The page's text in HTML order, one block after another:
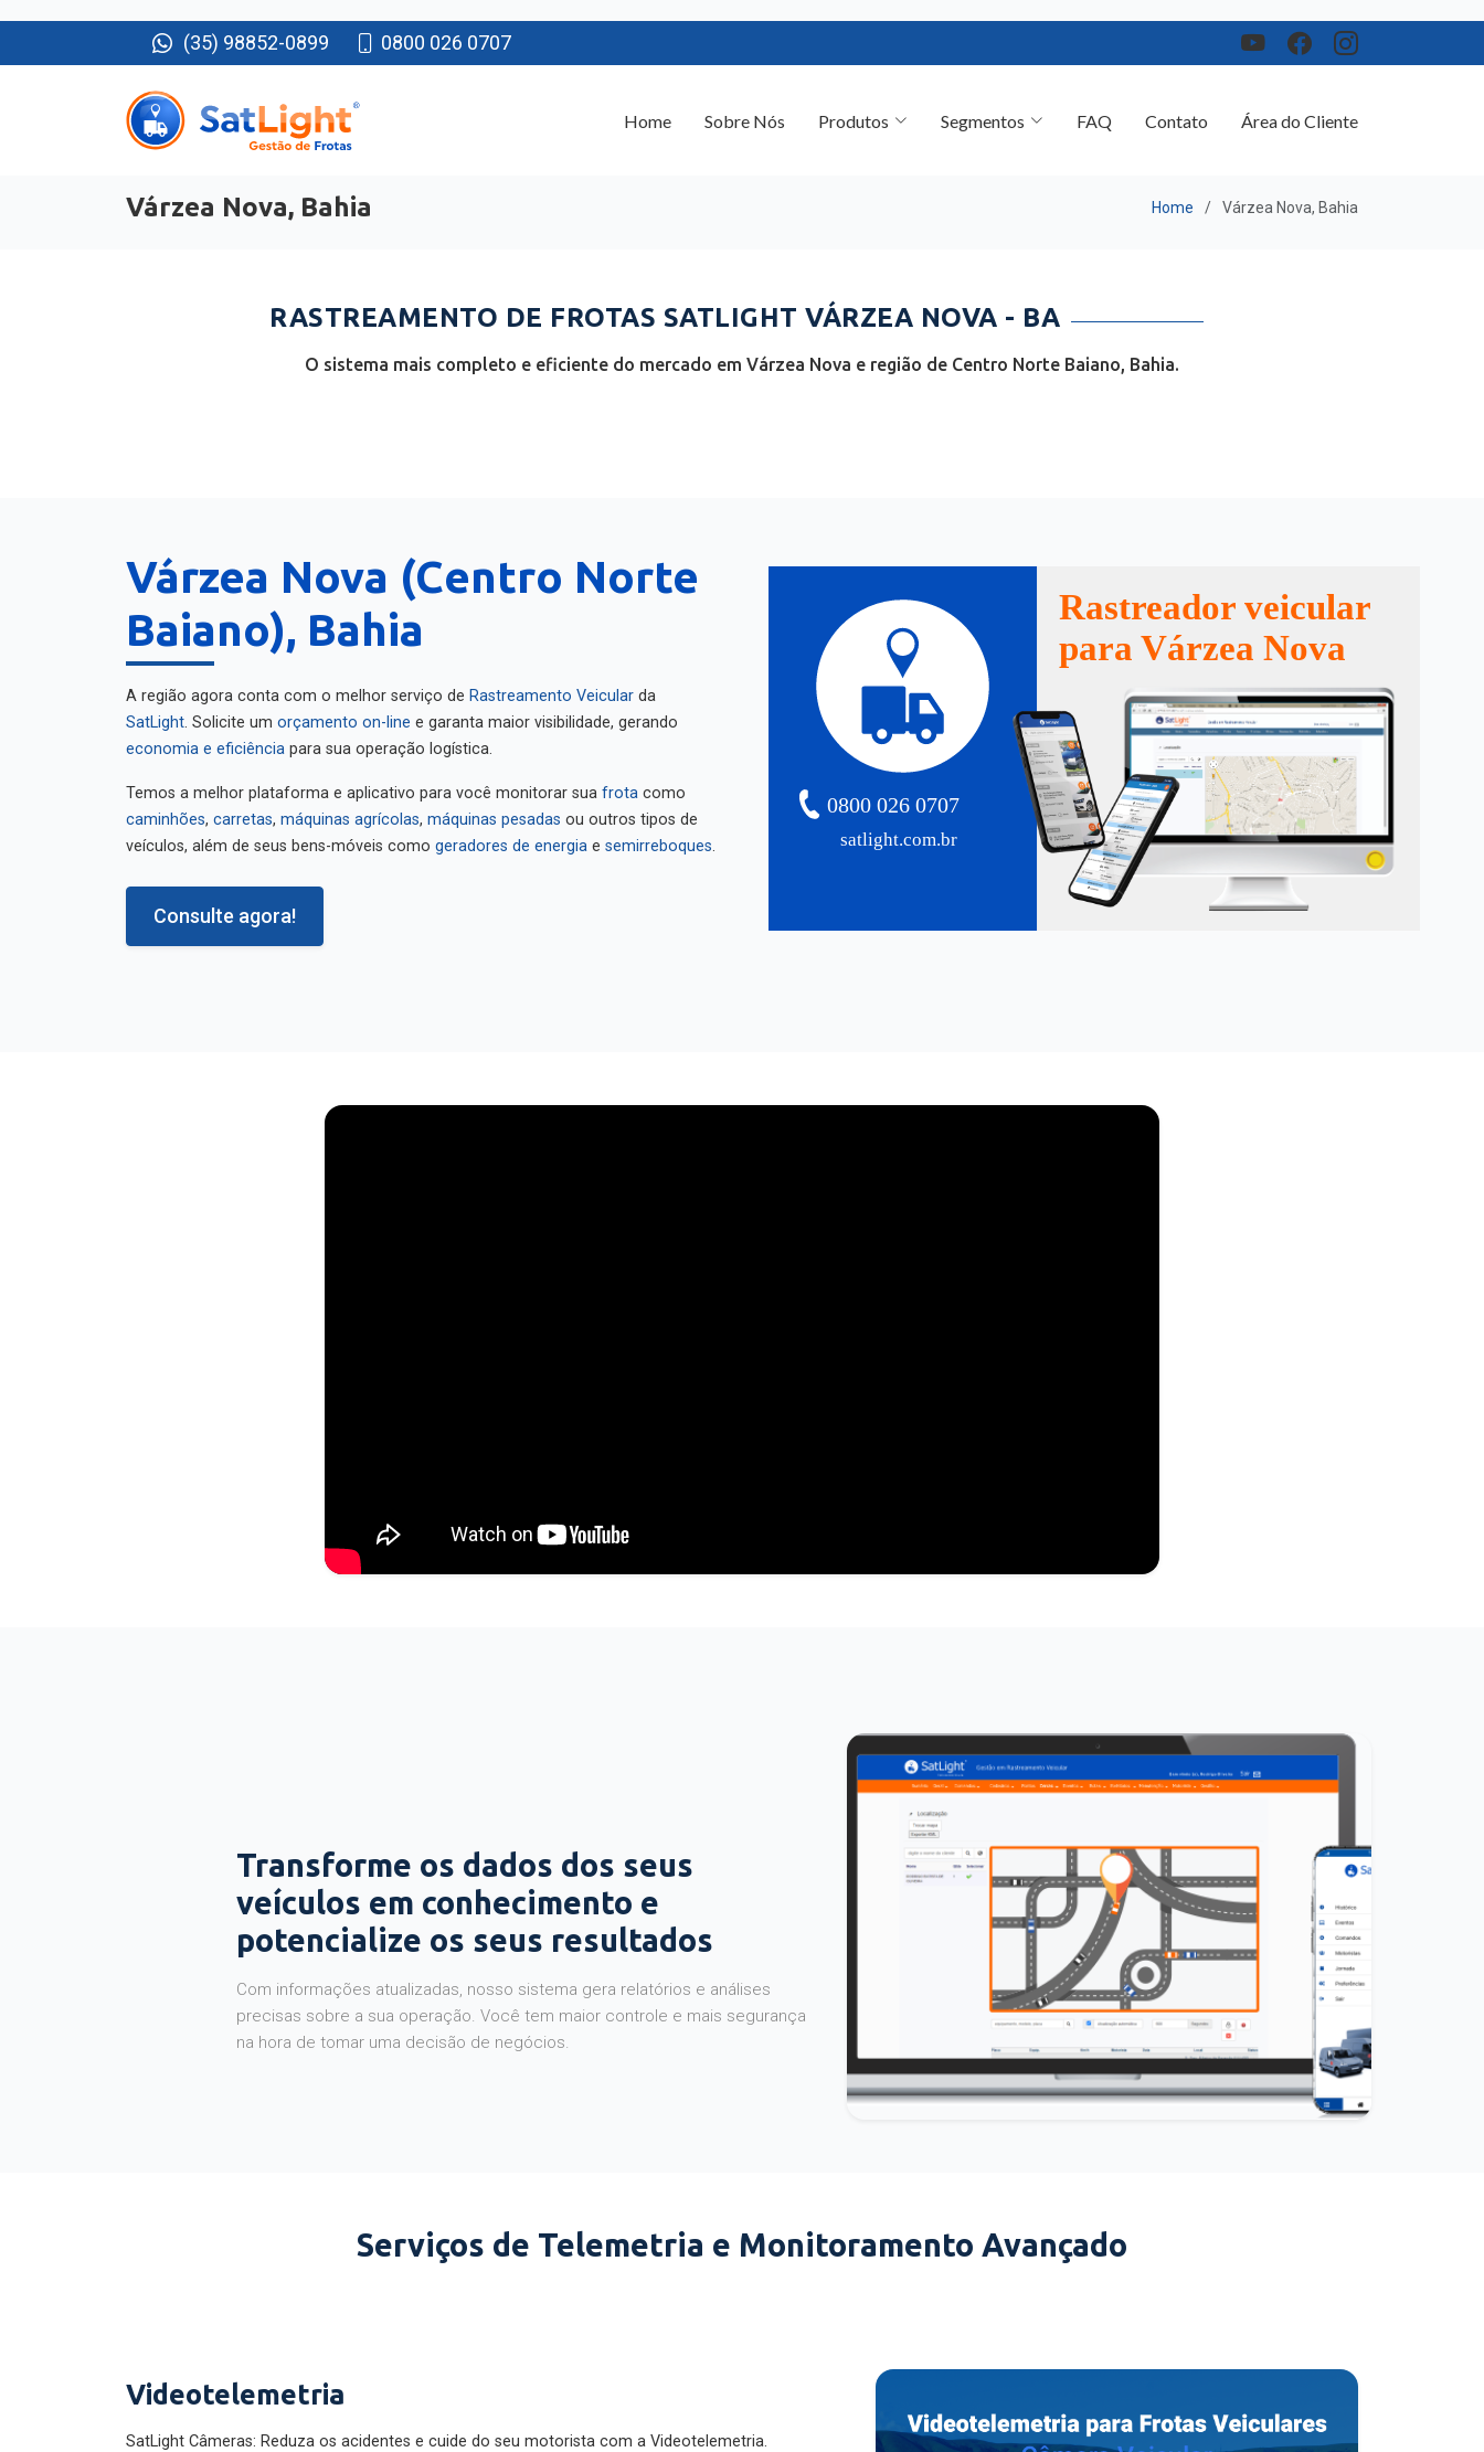
(35) 98852-0899 0800 026 0707
Várzea Nova, Bahia
RASTREAMENTO DE FROTAS SATLIGHT VÁRZEA NOVA - BA
O sistema mais completo e eficiente do mercado em Várzea Nova e região de Centro Norte Baiano, Bahia.
Várzea Nova (Centro Norte
Baiano), Bahia
A região agora conta com o melhor serviço de Rastreamento Veicular
da
SatLight
. Solicite um orçamento on-line
e garanta maior visibilidade, gerando
economia e eficiência
para sua operação logística.
Temos a melhor plataforma e aplicativo para você monitorar sua frota
caminhões
máquinas agrícolas máquinas pesadas
ou outros tipos de
veículos, além de seus bens-móveis como
geradores de energia semirreboques
Consulte agora!
satlight.com.br
0800 026 0707
Rastreador veicular
para Várzea Nova
Transforme os dados dos seus
veículos em conhecimento e
potencialize os seus resultados
Com informações atualizadas, nosso sistema gera relatórios e análises
precisas sobre a sua operação. Você tem maior controle e mais segurança
na hora de tomar uma decisão de negócios.
Serviços de Telemetria e Monitoramento Avançado
Videotelemetria
SatLight Câmeras: Reduza os acidentes e cuide do seu motorista com a Videotelemetria.